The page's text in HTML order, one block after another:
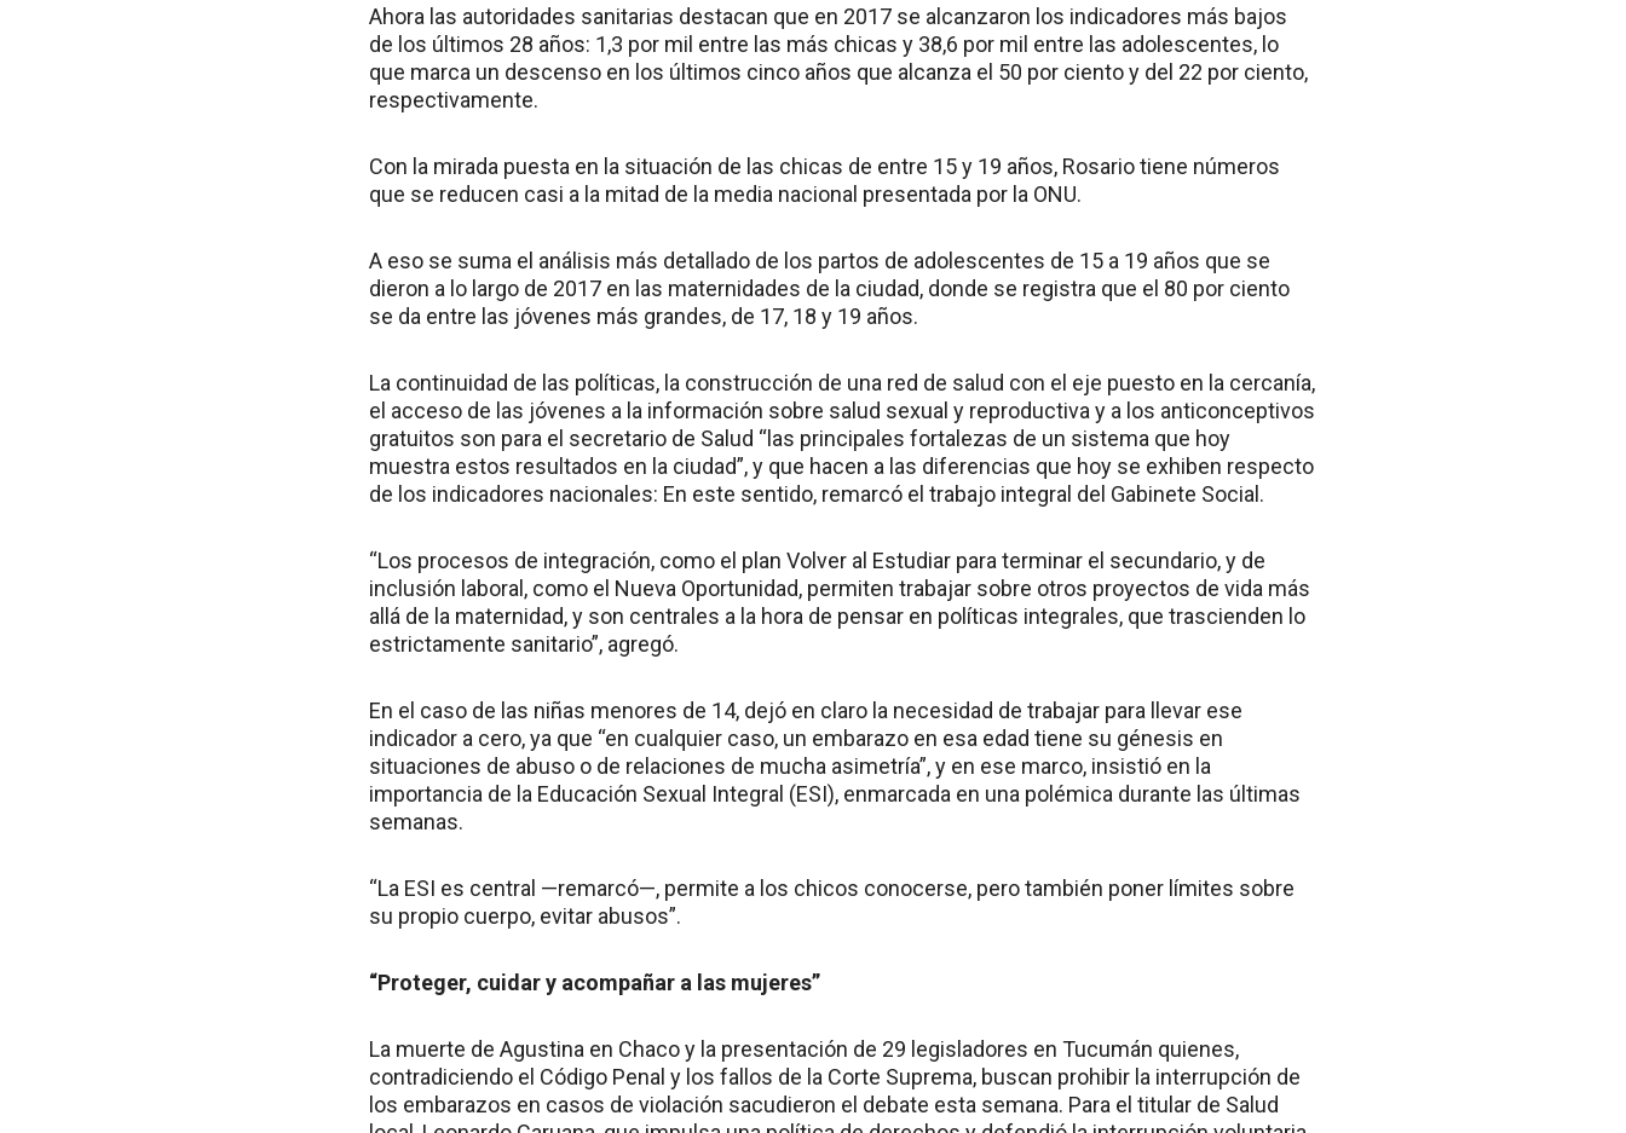
Ahora las autoridades sanitarias destacan que en 2017 se alcanzaron los indicadores más bajos
de los últimos 28 años: 1,3 por mil entre las más chicas y 38,6 por mil entre las adolescentes, lo
que marca un descenso en los últimos cinco años que alcanza el 50 por ciento y del 22 por ciento,
respectivamente.
Con la mirada puesta en la situación de las chicas de entre 15 y 19 años, Rosario tiene números
que se reducen casi a la mitad de la media nacional presentada por la ONU.
A eso se suma el análisis más detallado de los partos de adolescentes de 15 a 19 años que se
dieron a lo largo de 2017 en las maternidades de la ciudad, donde se registra que el 80 por ciento
se da entre las jóvenes más grandes, de 17, 18 y 19 años.
La continuidad de las políticas, la construcción de una red de salud con el eje puesto en la cercanía,
el acceso de las jóvenes a la información sobre salud sexual y reproductiva y a los anticonceptivos
gratuitos son para el secretario de Salud “las principales fortalezas de un sistema que hoy
muestra estos resultados en la ciudad”, y que hacen a las diferencias que hoy se exhiben respecto
de los indicadores nacionales: En este sentido, remarcó el trabajo integral del Gabinete Social.
“Los procesos de integración, como el plan Volver al Estudiar para terminar el secundario, y de
inclusión laboral, como el Nueva Oportunidad, permiten trabajar sobre otros proyectos de vida más
allá de la maternidad, y son centrales a la hora de pensar en políticas integrales, que trascienden lo
estrictamente sanitario”, agregó.
En el caso de las niñas menores de 14, dejó en claro la necesidad de trabajar para llevar ese
indicador a cero, ya que “en cualquier caso, un embarazo en esa edad tiene su génesis en
situaciones de abuso o de relaciones de mucha asimetría”, y en ese marco, insistió en la
importancia de la Educación Sexual Integral (ESI), enmarcada en una polémica durante las últimas
semanas.
“La ESI es central —remarcó—, permite a los chicos conocerse, pero también poner límites sobre
su propio cuerpo, evitar abusos”.
“Proteger, cuidar y acompañar a las mujeres”
La muerte de Agustina en Chaco y la presentación de 29 legisladores en Tucumán quienes,
contradiciendo el Código Penal y los fallos de la Corte Suprema, buscan prohibir la interrupción de
los embarazos en casos de violación sacudieron el debate esta semana. Para el titular de Salud